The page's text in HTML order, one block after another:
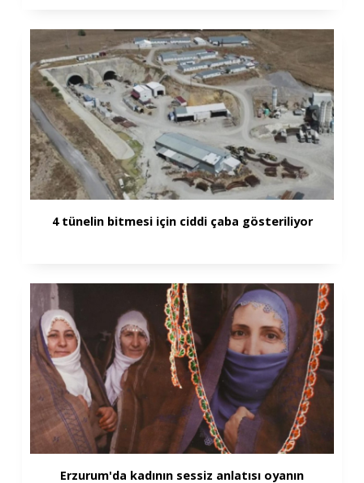
4 tünelin bitmesi için ciddi çaba gösteriliyor
Erzurum'da kadının sessiz anlatısı oyanın